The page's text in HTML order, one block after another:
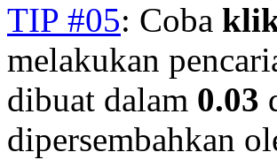
TIP #05: Coba
melakukan
dibuat dalam 0.03
dipersembahkan